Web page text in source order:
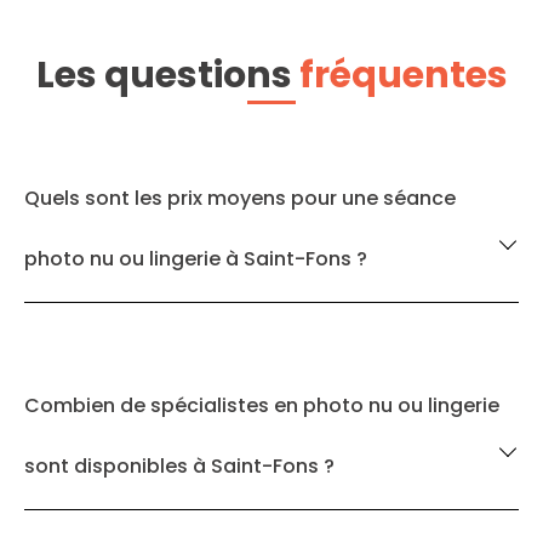
Les questionsfréquentes
Quels sont les prix moyens pour une séance
photo nu ou lingerie à Saint-Fons ?
Combien de spécialistes en photo nu ou lingerie
sont disponibles à Saint-Fons ?